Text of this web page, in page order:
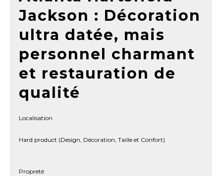
Jackson : Décoration
ultra datée, mais
personnel charmant
et restauration de
qualité
Localisation
Hard product (Design, Décoration, Taille et Confort)
Propreté